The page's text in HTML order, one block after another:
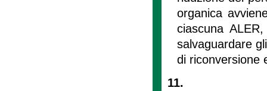
organica
ciascuna
salvaguardare
di riconversione
11.